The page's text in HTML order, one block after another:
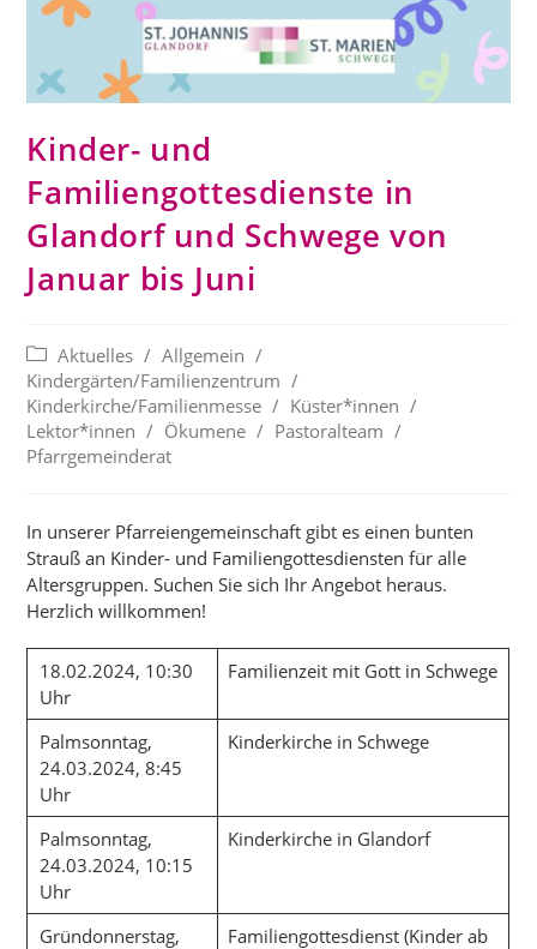
Kinder- und
Familiengottesdienste in
Glandorf und Schwege von
Januar bis Juni
Beitrags-
Kategorie:
Aktuelles / Allgemein /
Kindergärten/Familienzentrum /
Kinderkirche/Familienmesse / Küster*innen /
Lektor*innen / Ökumene / Pastoralteam /
Pfarrgemeinderat
In unserer Pfarreiengemeinschaft gibt es einen bunten
Strauß an Kinder- und Familiengottesdiensten für alle
Altersgruppen. Suchen Sie sich Ihr Angebot heraus.
Herzlich willkommen!
18.02.2024, 10:30
Uhr
Familienzeit mit Gott in Schwege
Palmsonntag,
24.03.2024, 8:45
Uhr
Kinderkirche in Schwege
Palmsonntag,
24.03.2024, 10:15
Uhr
Kinderkirche in Glandorf
Gründonnerstag,
Familiengottesdienst (Kinder ab